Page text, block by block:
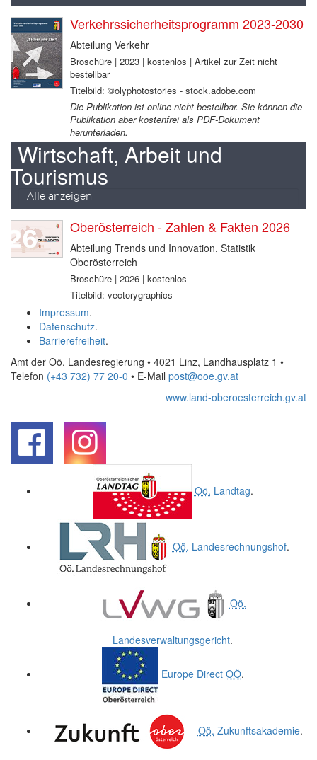
Verkehrssicherheitsprogramm 2023-2030
Abteilung Verkehr
Broschüre | 2023 | kostenlos | Artikel zur Zeit nicht
bestellbar
Titelbild: ©olyphotostories - stock.adobe.com
Die Publikation ist online nicht bestellbar. Sie können die
Publikation aber kostenfrei als PDF-Dokument
herunterladen.
Wirtschaft, Arbeit und
Tourismus
Alle anzeigen
Oberösterreich - Zahlen & Fakten 2026
Abteilung Trends und Innovation, Statistik
Oberösterreich
Broschüre | 2026 | kostenlos
Titelbild: vectorygraphics
Impressum.
Datenschutz.
Barrierefreiheit.
Amt der Oö. Landesregierung • 4021 Linz, Landhausplatz 1 •
Telefon (+43 732) 77 20-0 • E-Mail post@ooe.gv.at
www.land-oberoesterreich.gv.at
Oö. Landtag.
Oö. Landesrechnungshof.
Oö.
Landesverwaltungsgericht.
Europe Direct OÖ.
Oö. Zukunftsakademie.